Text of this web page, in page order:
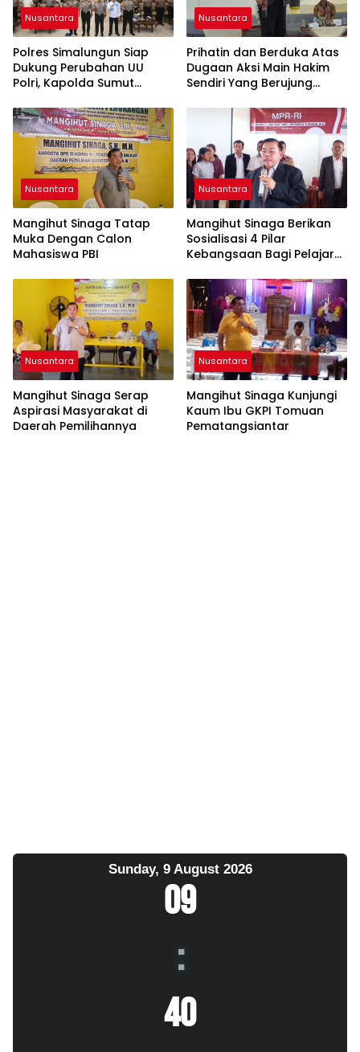
Nusantara
Polres Simalungun Siap
Dukung Perubahan UU
Polri, Kapolda Sumut
Penguatan
Profesionalisme dan
Akuntabilitas Personel
Nusantara
Prihatin dan Berduka Atas
Dugaan Aksi Main Hakim
Sendiri Yang Berujung
Nusantara
Mangihut Sinaga Tatap
Muka Dengan Calon
Mahasiswa PBI
Nusantara
Mangihut Sinaga Berikan
Sosialisasi 4 Pilar
Kebangsaan Bagi Pelajar
Nusantara
Mangihut Sinaga Serap
Aspirasi Masyarakat di
Daerah Pemilihannya
Nusantara
Mangihut Sinaga Kunjungi
Kaum Ibu GKPI Tomuan
Pematangsiantar
Sunday, 9 August 2026
09
:
40